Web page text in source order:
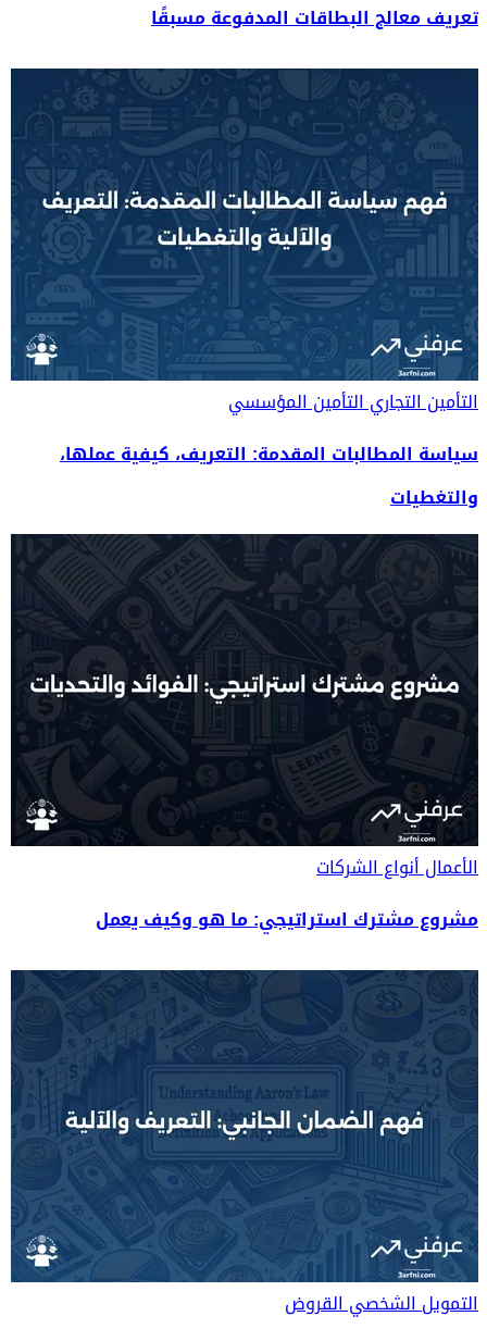
تعريف معالج البطاقات المدفوعة مسبقًا
التأمين التجاريالتأمين المؤسسي
سياسة المطالبات المقدمة: التعريف، كيفية عملها،
والتغطيات
الأعمالأنواع الشركات
مشروع مشترك استراتيجي: ما هو وكيف يعمل
التمويل الشخصيالقروض